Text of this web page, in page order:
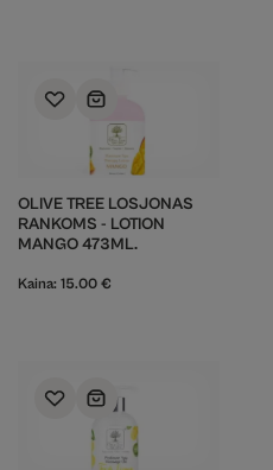
OLIVE TREE LOSJONAS
RANKOMS - LOTION
MANGO 473ML.
Kaina: 15.00 €